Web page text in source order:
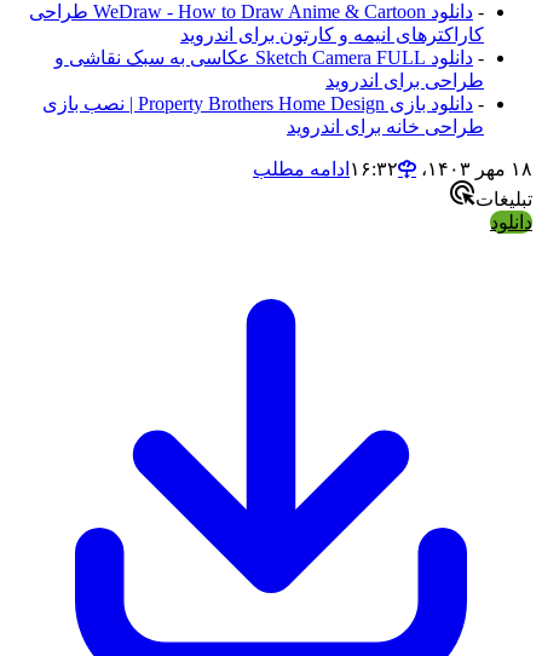
-
دانلود WeDraw - How to Draw Anime & Cartoon طراحی
کاراکترهای انیمه و کارتون برای اندروید
-
دانلود Sketch Camera FULL عکاسی به سبک نقاشی و
طراحی برای اندروید
-
دانلود بازی Property Brothers Home Design | نصب بازی
طراحی خانه برای اندروید
۱۸ مهر ۱۴۰۳،‏ ۱۶:۳۲
ادامه مطلب
تبلیغات
دانلود